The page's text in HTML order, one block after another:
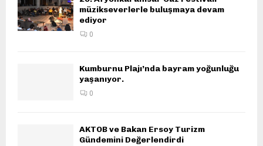
müzikseverlerle buluşmaya devam
ediyor
0
Kumburnu Plajı’nda bayram yoğunluğu
yaşanıyor.
0
AKTOB ve Bakan Ersoy Turizm
Gündemini Değerlendirdi